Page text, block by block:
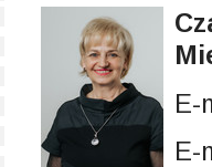
E-
E-